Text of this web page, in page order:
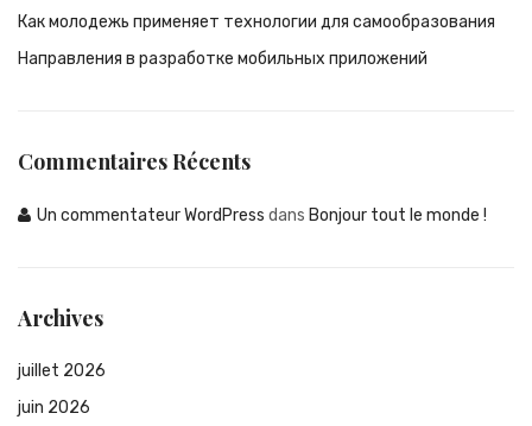
Как молодежь применяет технологии для самообразования
Направления в разработке мобильных приложений
Commentaires Récents
Un commentateur WordPress dans Bonjour tout le monde !
Archives
juillet 2026
juin 2026